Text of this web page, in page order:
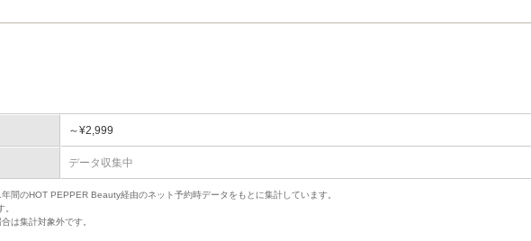
～¥2,999
データ収集中
間のHOT PEPPER Beauty経由のネット予約時データをもとに集計しています。
は集計対象外です。